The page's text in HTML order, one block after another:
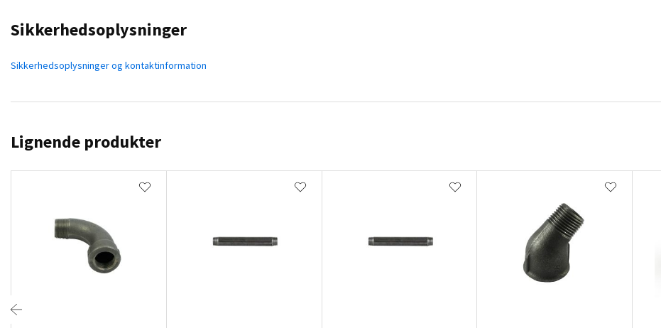
Sikkerhedsoplysninger
Sikkerhedsoplysninger og kontaktinformation
Lignende produkter